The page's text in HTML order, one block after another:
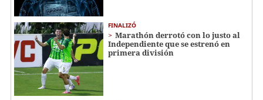
FINALIZÓ
Marathón derrotó con lo justo al
Independiente que se estrenó en
primera división